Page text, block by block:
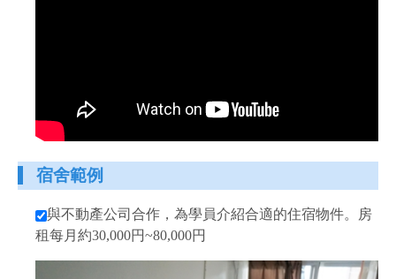
宿舍範例
與不動產公司合作，為學員介紹合適的住宿物件。房
租每月約30,000円~80,000円